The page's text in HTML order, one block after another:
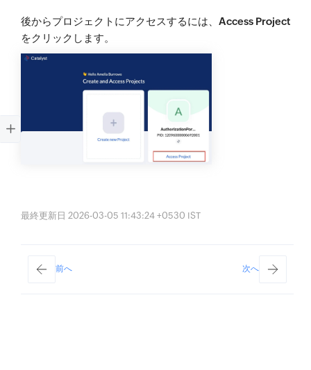
後からプロジェクトにアクセスするには、 Access Project
をクリックします。
最終更新日 2026-03-05 11:43:24 +0530 IST
前へ 次へ